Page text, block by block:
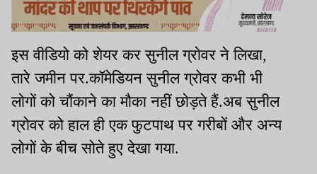
इस वीडियो को शेयर कर सुनील ग्रोवर ने लिखा,
तारे जमीन पर.कॉमेडियन सुनील ग्रोवर कभी भी
लोगों को चौंकाने का मौका नहीं छोड़ते हैं.अब सुनील
ग्रोवर को हाल ही एक फुटपाथ पर गरीबों और अन्य
लोगों के बीच सोते हुए देखा गया.